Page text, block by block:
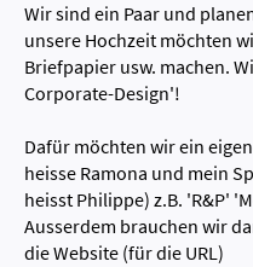
Wir sind ein Paar und
unsere Hochzeit möchten
Briefpapier usw. machen.
Corporate-Design'!
Dafür möchten wir ein
heisse Ramona und mein
heisst Philippe) z.B. 'R&P'
Ausserdem brauchen wir
die Website (für die URL)